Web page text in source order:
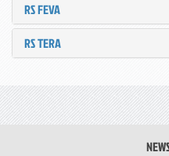
RS FEVA
RS TERA